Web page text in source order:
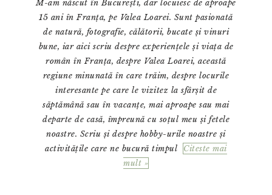
M-am născut în București, dar locuiesc de aproape
15 ani în Franța, pe Valea Loarei. Sunt pasionată
de natură, fotografie, călătorii, bucate și vinuri
bune, iar aici scriu despre experiențele și viața de
român în Franța, despre Valea Loarei, această
regiune minunată în care trăim, despre locurile
interesante pe care le vizitez la sfârșit de
săptămână sau în vacanțe, mai aproape sau mai
departe de casă, împreună cu soțul meu și fetele
noastre. Scriu și despre hobby-urile noastre și
activitățile care ne bucură timpul
Citeste mai
mult »